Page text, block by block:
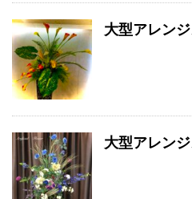
大型アレン
大型アレン